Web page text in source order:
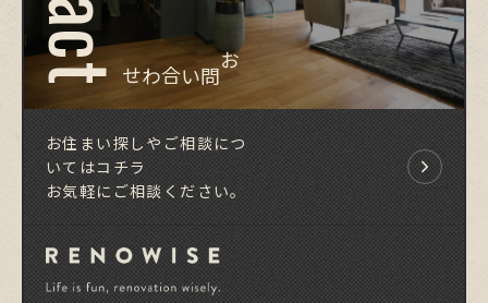
お問い合わせ
お住まい探しやご相談につ
いてはコチラ
お気軽にご相談ください。